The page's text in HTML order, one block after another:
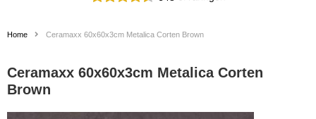
Home Ceramaxx 60x60x3cm Metalica Corten Brown
Ceramaxx 60x60x3cm Metalica Corten
Brown